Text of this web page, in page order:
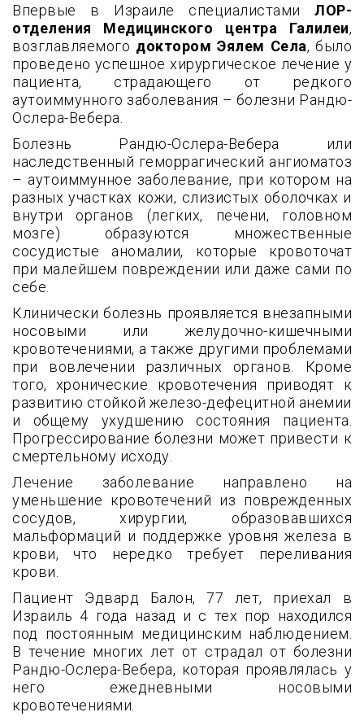
Впервые в Израиле специалистами ЛОР-
отделения Медицинского центра Галилеи,
возглавляемого доктором Эялем Села, было
проведено успешное хирургическое лечение у
пациента, страдающего от редкого
аутоиммунного заболевания – болезни Рандю-
Ослера-Вебера.
Болезнь Рандю-Ослера-Вебера или
наследственный геморрагический ангиоматоз
– аутоиммунное заболевание, при котором на
разных участках кожи, слизистых оболочках и
внутри органов (легких, печени, головном
мозге) образуются множественные
сосудистые аномалии, которые кровоточат
при малейшем повреждении или даже сами по
себе.
Клинически болезнь проявляется внезапными
носовыми или желудочно-кишечными
кровотечениями, а также другими проблемами
при вовлечении различных органов. Кроме
того, хронические кровотечения приводят к
развитию стойкой железо-дефецитной анемии
и общему ухудшению состояния пациента.
Прогрессирование болезни может привести к
смертельному исходу.
Лечение заболевание направлено на
уменьшение кровотечений из поврежденных
сосудов, хирургии, образовавшихся
мальформаций и поддержке уровня железа в
крови, что нередко требует переливания
крови.
Пациент Эдвард Балон, 77 лет, приехал в
Израиль 4 года назад и с тех пор находился
под постоянным медицинским наблюдением.
В течение многих лет от страдал от болезни
Рандю-Ослера-Вебера, которая проявлялась у
него ежедневными носовыми
кровотечениями.